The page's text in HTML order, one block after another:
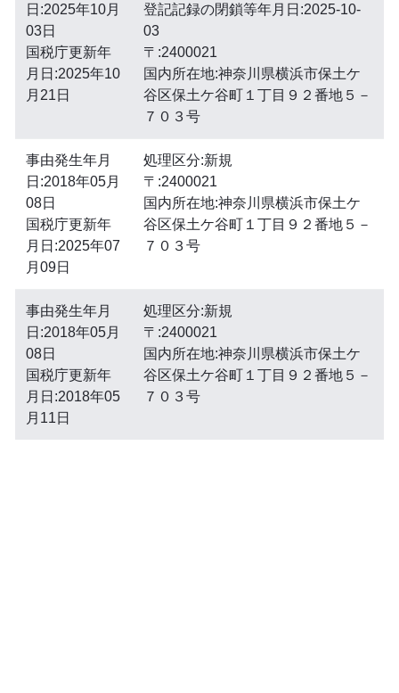
日:2025年10月
03日
国税庁更新年
月日:2025年10
月21日
登記記録の閉鎖等年月日:2025-10-
03
〒:2400021
国内所在地:神奈川県横浜市保土ケ
谷区保土ケ谷町１丁目９２番地５－
７０３号
事由発生年月
日:2018年05月
08日
国税庁更新年
月日:2025年07
月09日
処理区分:新規
〒:2400021
国内所在地:神奈川県横浜市保土ケ
谷区保土ケ谷町１丁目９２番地５－
７０３号
事由発生年月
日:2018年05月
08日
国税庁更新年
月日:2018年05
月11日
処理区分:新規
〒:2400021
国内所在地:神奈川県横浜市保土ケ
谷区保土ケ谷町１丁目９２番地５－
７０３号